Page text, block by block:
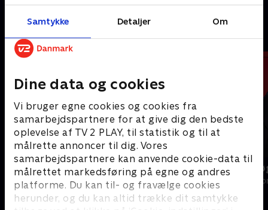
Samtykke Detaljer Om
Dine data og cookies
Vi bruger egne cookies og cookies fra
samarbejdspartnere for at give dig den bedste
oplevelse af TV 2 PLAY, til statistik og til at
målrette annoncer til dig. Vores
samarbejdspartnere kan anvende cookie-data til
målrettet markedsføring på egne og andres
platforme. Du kan til- og fravælge cookies
herunder, og du kan altid trække dit samtykke
Andre så også
Landmand søger kærlighed
Reality • 13 sæsoner
Date mig
Reality • 7